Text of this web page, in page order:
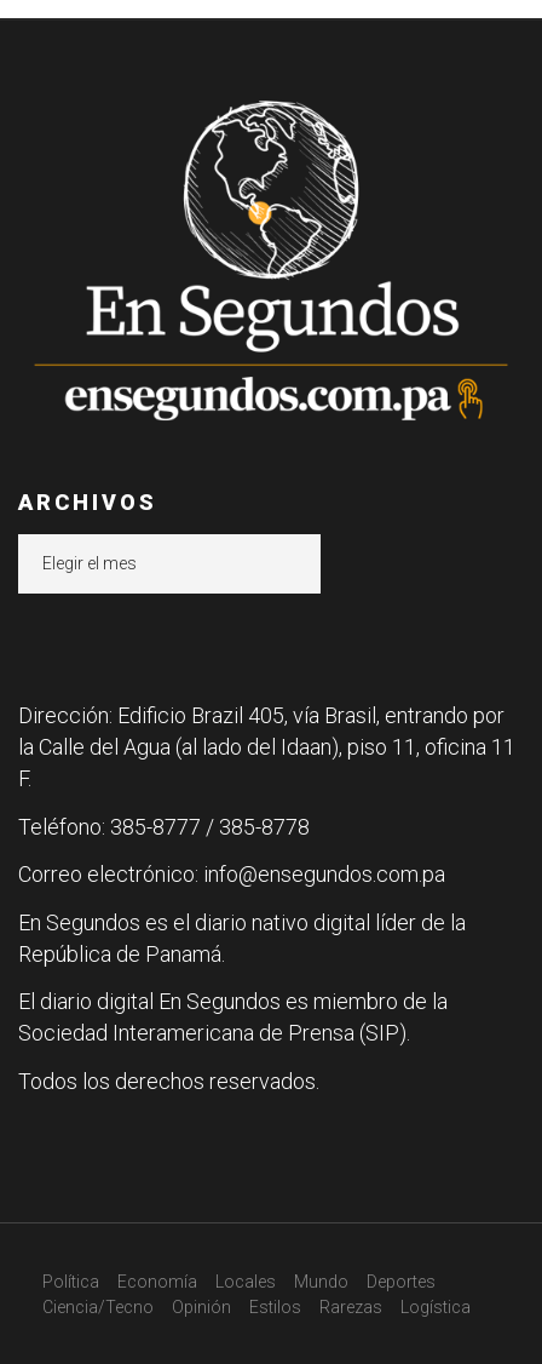
ARCHIVOS
Dirección: Edificio Brazil 405, vía Brasil, entrando por
la Calle del Agua (al lado del Idaan), piso 11, oficina 11
F.
Teléfono: 385-8777 / 385-8778
Correo electrónico: info@ensegundos.com.pa
En Segundos es el diario nativo digital líder de la
República de Panamá.
El diario digital En Segundos es miembro de la
Sociedad Interamericana de Prensa (SIP).
Todos los derechos reservados.
Política Economía Locales Mundo
Deportes
Ciencia/Tecno
Opinión Estilos Rarezas Logística